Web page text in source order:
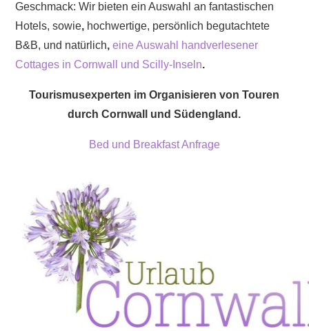
Geschmack: Wir bieten ein Auswahl an fantastischen
Hotels, sowie, hochwertige, persönlich begutachtete
B&B, und natürlich,eine Auswahl handverlesener
Cottages in Cornwall und Scilly-Inseln.
Tourismusexperten im Organisieren von Touren
durch Cornwall und Südengland.
Bed und Breakfast Anfrage